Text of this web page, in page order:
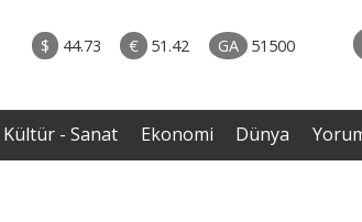
$ 44.73 € 51.42 GA 51500
imzayı attı!
girdi
Kültür - Sanat Ekonomi Dünya